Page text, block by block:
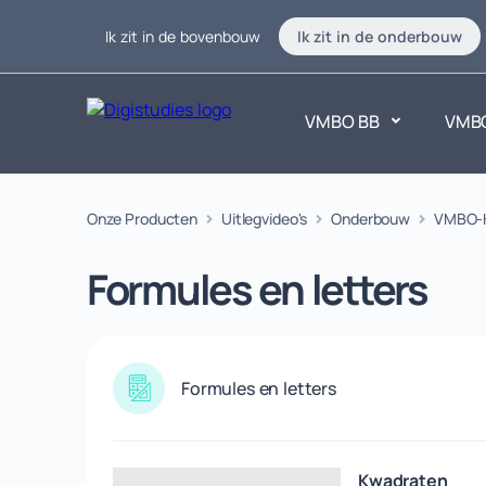
Ik zit in de bovenbouw Ik zit in de onderbouw
VMBO BB
Exacte vakken
Onze Producten Uitlegvideo's Onderbouw
Formules en letters
Formules en letters
Kwadraten